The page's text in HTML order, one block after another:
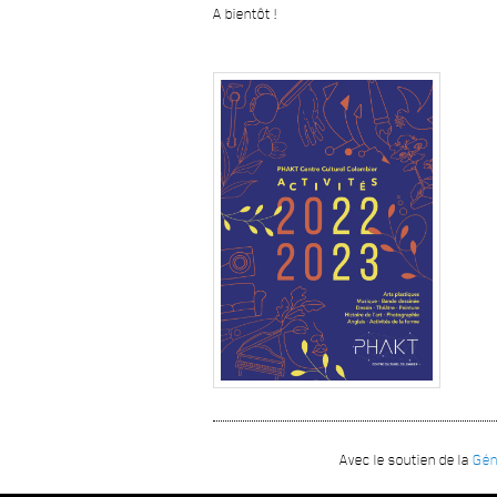
A bientôt !
Avec le soutien de la